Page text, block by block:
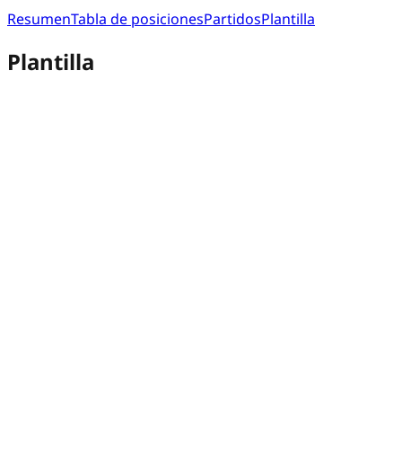
ResumenTabla de posicionesPartidosPlantilla
Plantilla